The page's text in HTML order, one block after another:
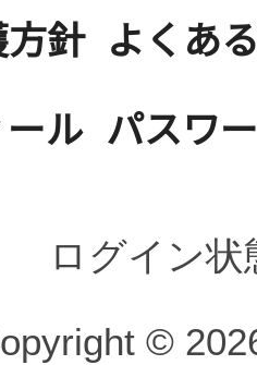
針 よくあ
ル パスワ
ログイン
©